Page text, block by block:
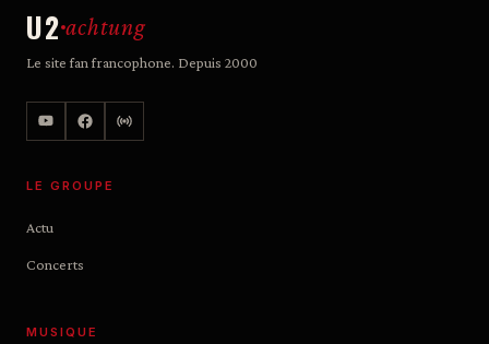
U2 achtung
Le site fan francophone. Depuis 2000
LE GROUPE
Actu
Concerts
MUSIQUE